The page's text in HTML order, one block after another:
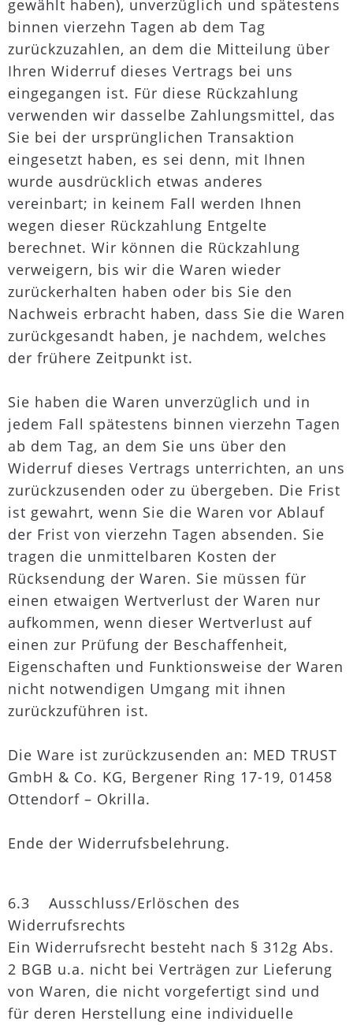
gewählt haben), unverzüglich und spätestens
binnen vierzehn Tagen ab dem Tag
zurückzuzahlen, an dem die Mitteilung über
Ihren Widerruf dieses Vertrags bei uns
eingegangen ist. Für diese Rückzahlung
verwenden wir dasselbe Zahlungsmittel, das
Sie bei der ursprünglichen Transaktion
eingesetzt haben, es sei denn, mit Ihnen
wurde ausdrücklich etwas anderes
vereinbart; in keinem Fall werden Ihnen
wegen dieser Rückzahlung Entgelte
berechnet. Wir können die Rückzahlung
verweigern, bis wir die Waren wieder
zurückerhalten haben oder bis Sie den
Nachweis erbracht haben, dass Sie die Waren
zurückgesandt haben, je nachdem, welches
der frühere Zeitpunkt ist.
Sie haben die Waren unverzüglich und in
jedem Fall spätestens binnen vierzehn Tagen
ab dem Tag, an dem Sie uns über den
Widerruf dieses Vertrags unterrichten, an uns
zurückzusenden oder zu übergeben. Die Frist
ist gewahrt, wenn Sie die Waren vor Ablauf
der Frist von vierzehn Tagen absenden. Sie
tragen die unmittelbaren Kosten der
Rücksendung der Waren. Sie müssen für
einen etwaigen Wertverlust der Waren nur
aufkommen, wenn dieser Wertverlust auf
einen zur Prüfung der Beschaffenheit,
Eigenschaften und Funktionsweise der Waren
nicht notwendigen Umgang mit ihnen
zurückzuführen ist.
Die Ware ist zurückzusenden an: MED TRUST
GmbH & Co. KG, Bergener Ring 17-19, 01458
Ottendorf – Okrilla.
Ende der Widerrufsbelehrung.
6.3 Ausschluss/Erlöschen des
Widerrufsrechts
Ein Widerrufsrecht besteht nach § 312g Abs.
2 BGB u.a. nicht bei Verträgen zur Lieferung
von Waren, die nicht vorgefertigt sind und
für deren Herstellung eine individuelle